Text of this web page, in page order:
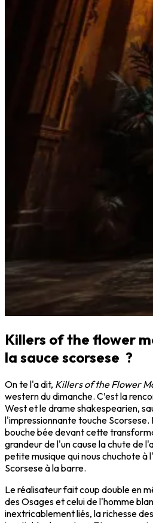
Killers of the flower
la sauce scorsese ?
On te l'a dit, Killers of the Flower
western du dimanche. C’est la
West et le drame shakespearien,
l'impressionnante touche
bouche bée devant cette
grandeur de l'un cause la chute de
petite musique qui nous chuchote à
Scorsese à la barre.
Le réalisateur fait coup double en
des Osages et celui de l'homme
inextricablement liés, la richesse